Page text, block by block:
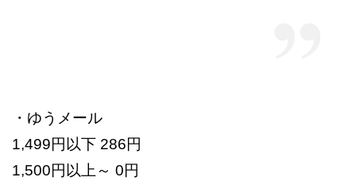
・ゆうメール
1,499円以下 286円
1,500円以上～ 0円